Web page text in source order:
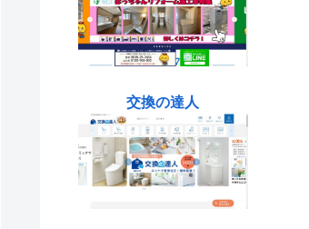
交換の達人